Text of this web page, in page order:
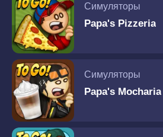
Симуляторы
Papa's Pizzeria
Симуляторы
Papa's Mocharia